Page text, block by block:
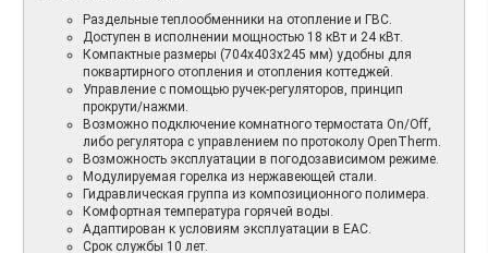
Раздельные теплообменники на отопление и ГВС.
Доступен в исполнении мощностью 18 кВт и 24 кВт.
Компактные размеры (704x403x245 мм) удобны для
поквартирного отопления и отопления коттеджей.
Управление с помощью ручек-регуляторов, принцип
прокрути/нажми.
Возможно подключение комнатного термостата On/Off,
либо регулятора с управлением по протоколу OpenTherm.
Возможность эксплуатации в погодозависимом режиме.
Модулируемая горелка из нержавеющей стали.
Гидравлическая группа из композиционного полимера.
Комфортная температура горячей воды.
Адаптирован к условиям эксплуатации в ЕАС.
Срок службы 10 лет.